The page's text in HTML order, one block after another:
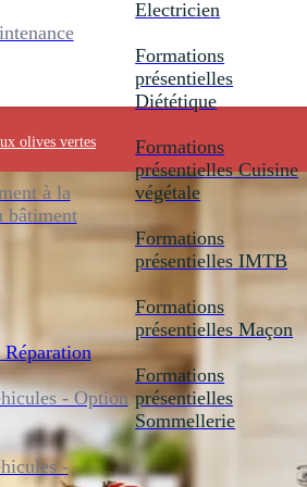
à la
bâtiment
- Option
-
Electricien
Formations
présentielles
Diététique
Formations
présentielles Cuisine
végétale
Formations
présentielles IMTB
Formations
présentielles Maçon
Formations
présentielles
Sommellerie
olives vertes